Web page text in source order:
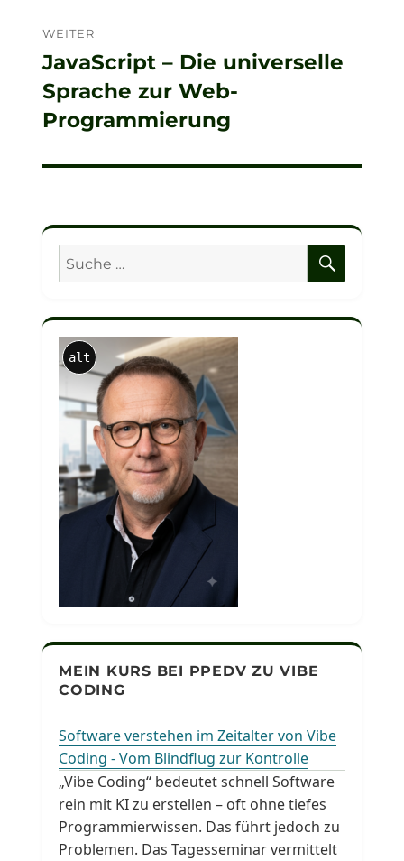
WEITER
Nächster
Beitrag:
JavaScript – Die universelle
Sprache zur Web-
Programmierung
Suche
nach:
alt
MEIN KURS BEI PPEDV ZU VIBE
CODING
Software verstehen im Zeitalter von Vibe
Coding - Vom Blindflug zur Kontrolle
„Vibe Coding“ bedeutet schnell Software
rein mit KI zu erstellen – oft ohne tiefes
Programmierwissen. Das führt jedoch zu
Problemen. Das Tagesseminar vermittelt